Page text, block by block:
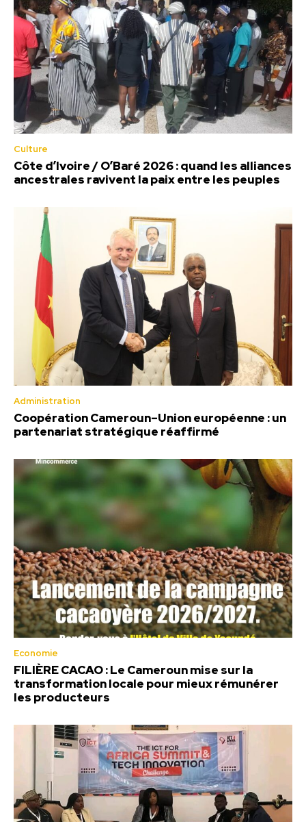
Culture
Côte d’Ivoire / O’Baré 2026 : quand les alliances
ancestrales ravivent la paix entre les peuples
Administration
Coopération Cameroun–Union européenne : un
partenariat stratégique réaffirmé
Economie
FILIÈRE CACAO : Le Cameroun mise sur la
transformation locale pour mieux rémunérer
les producteurs